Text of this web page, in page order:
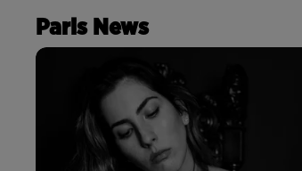
Paris News